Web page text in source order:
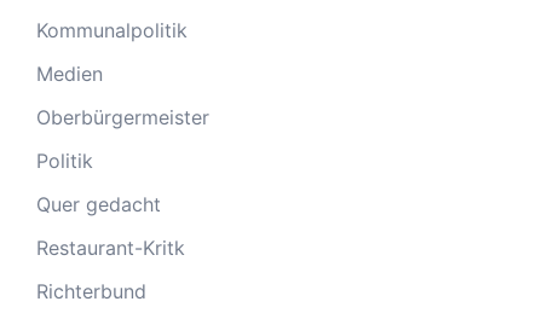
Kommunalpolitik
Medien
Oberbürgermeister
Politik
Quer gedacht
Restaurant-Kritk
Richterbund